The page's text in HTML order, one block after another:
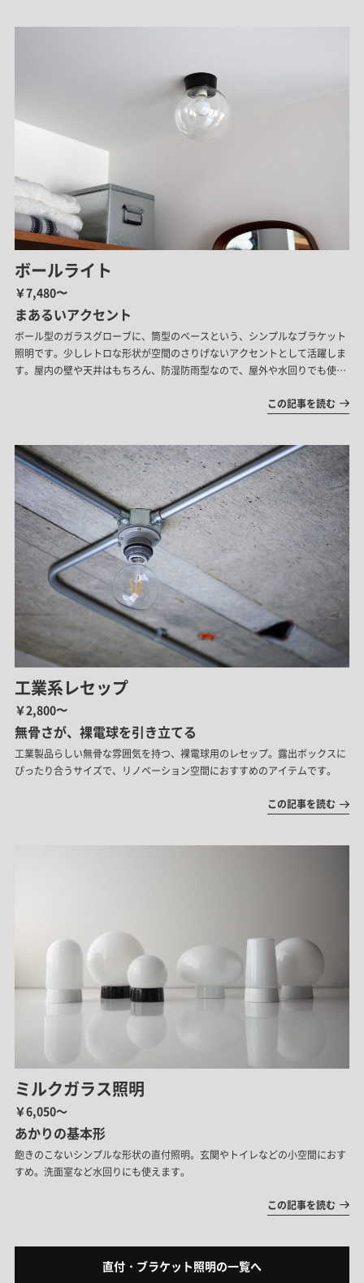
ボールライト
￥7,480〜
まあるいアクセント
ボール型のガラスグローブに、筒型のベースという、シンプルなブラケット
照明です。少しレトロな形状が空間のさりげないアクセントとして活躍しま
す。屋内の壁や天井はもちろん、防湿防雨型なので、屋外や水回りでも使用
この記事を読む
工業系レセップ
￥2,800〜
無骨さが、裸電球を引き立てる
工業製品らしい無骨な雰囲気を持つ、裸電球用のレセップ。露出ボックスに
ぴったり合うサイズで、リノベーション空間におすすめのアイテムです。
この記事を読む
ミルクガラス照明
￥6,050～
あかりの基本形
飽きのこないシンプルな形状の直付照明。玄関やトイレなどの小空間におす
すめ。洗面室など水回りにも使えます。
この記事を読む
直付・ブラケット照明の一覧へ